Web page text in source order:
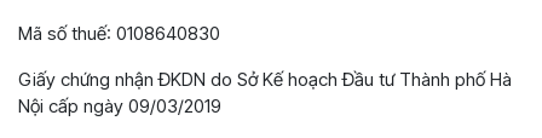
Mã số thuế: 0108640830
Giấy chứng nhận ĐKDN do Sở Kế hoạch Đầu tư Thành phố Hà
Nội cấp ngày 09/03/2019